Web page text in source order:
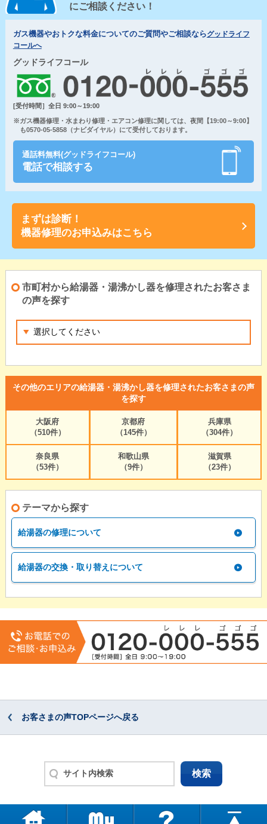
にご相談ください！
ガス機器やおトクな料金についてのご質問やご相談ならグッドライフ
コールへ
グッドライフコール
[受付時間］全日 9:00～19:00
※ガス機器修理・水まわり修理・エアコン修理に関しては、夜間【19:00～9:00】
も0570-05-5858（ナビダイヤル）にて受付しております。
通話料無料(グッドライフコール)
電話で相談する
まずは診断！
機器修理のお申込みはこちら
市町村から給湯器・湯沸かし器を修理されたお客さま
の声を探す
その他のエリアの給湯器・湯沸かし器を修理されたお客さまの声
を探す
大阪府
（510件）
京都府
（145件）
兵庫県
（304件）
奈良県
（53件）
和歌山県
（9件）
滋賀県
（23件）
テーマから探す
給湯器の修理について
給湯器の交換・取り替えについて
お客さまの声TOPページへ戻る